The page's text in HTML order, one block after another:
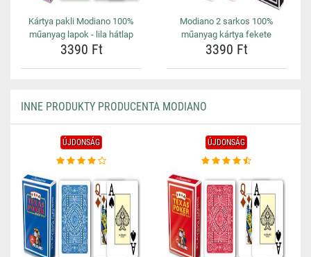
Kártya pakli Modiano 100%
műanyag lapok - lila hátlap
3390 Ft
Modiano 2 sarkos 100%
műanyag kártya fekete
3390 Ft
INNE PRODUKTY PRODUCENTA MODIANO
ÚJDONSÁG ÚJDONSÁG